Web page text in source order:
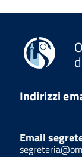
Indirizzi
Email